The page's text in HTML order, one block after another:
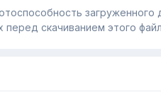
скачиванием этого